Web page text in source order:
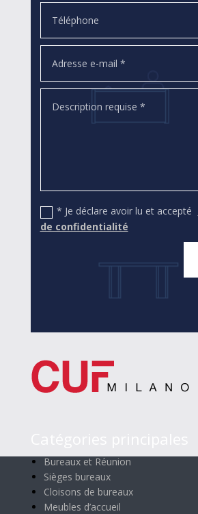
* Je déclare avoir lu et accepté
de confidentialité
Bureaux et Réunion
Sièges bureaux
Cloisons de bureaux
Meubles d’accueil